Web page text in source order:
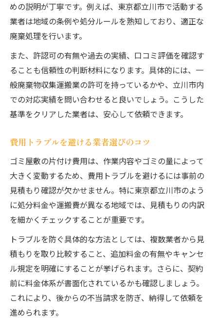
めの説明が丁寧です。例えば、東京都立川市で活動する
業者は地域の条例や処分ルールを熟知しており、適正な
廃棄処理を行います。
また、許認可の有無や過去の実績、口コミ評価を確認す
ることも信頼性の判断材料になります。具体的には、一
般廃棄物収集運搬業の許可を持っているかや、立川市内
での対応実績を問い合わせると良いでしょう。こうした
基準をクリアした業者は、安心して依頼できます。
費用トラブルを避ける業者選びのコツ
ゴミ屋敷の片付け費用は、作業内容やゴミの量によって
大きく変動するため、費用トラブルを避けるには事前の
見積もり確認が欠かせません。特に東京都立川市のよう
に処分料金や運搬費が異なる地域では、見積もりの内訳
を細かくチェックすることが重要です。
トラブルを防ぐ具体的な方法としては、複数業者から見
積もりを取り比較すること、追加料金の有無やキャンセ
ル規定を明確にすることが挙げられます。さらに、契約
前に料金体系が書面化されているかも確認しましょう。
これにより、後からの不当請求を防ぎ、納得して依頼を
進められます。